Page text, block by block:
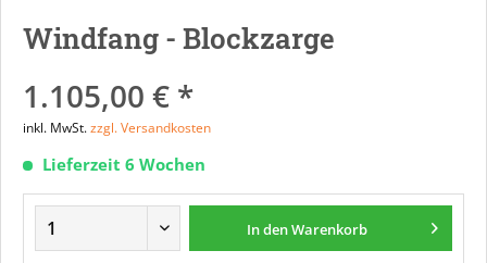
Windfang - Blockzarge
1.105,00 € *
inkl. MwSt.zzgl. Versandkosten
Lieferzeit 6 Wochen
In denWarenkorb